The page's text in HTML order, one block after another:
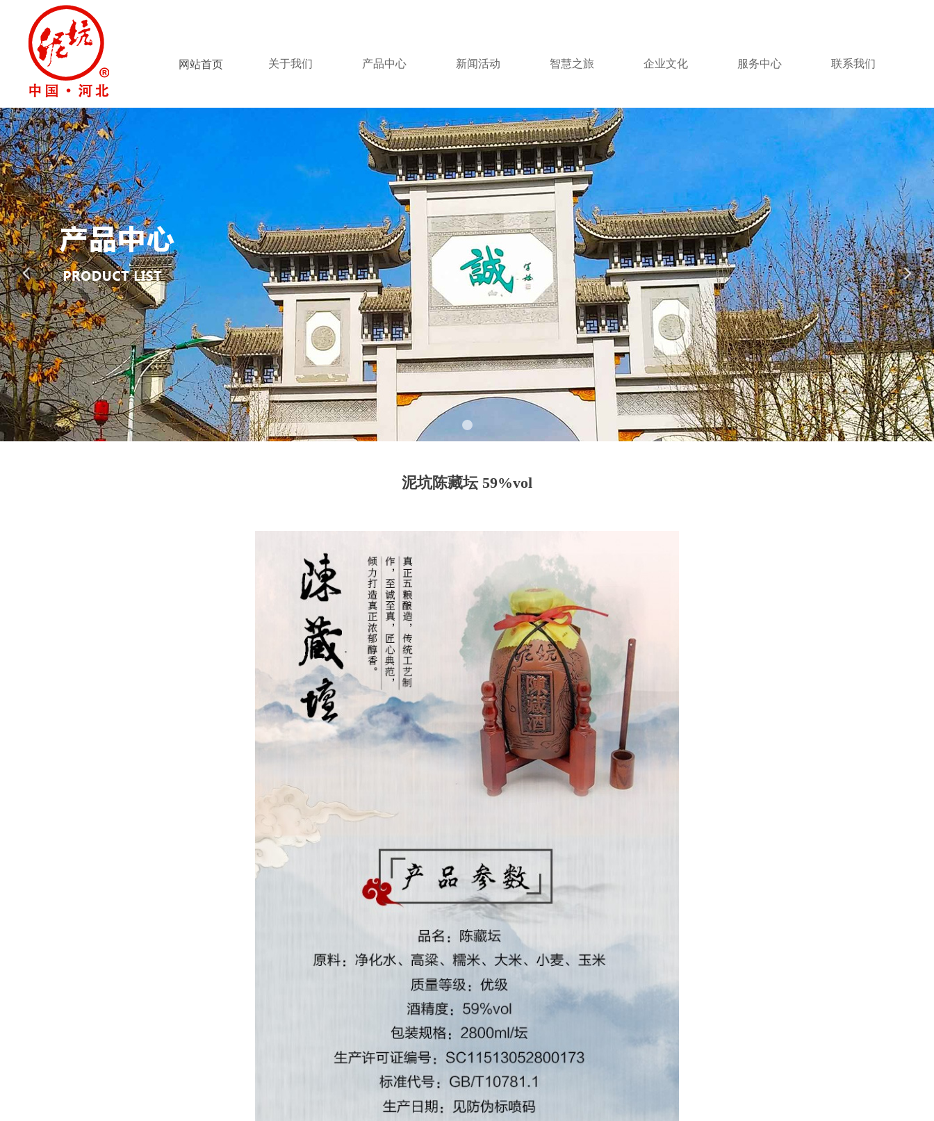
넳 넲
网站首页 关于我们 产品中心 新闻活动 智慧之旅 企业文化 服务中心 联系我们
泥坑陈藏坛 59%vol